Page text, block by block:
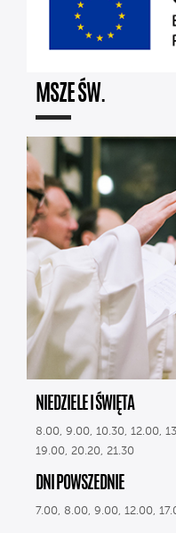
MSZE ŚW.
NIEDZIELE I ŚWIĘTA
8.00, 9.00, 10.30, 12.00,
19.00, 20.20, 21.30
DNI POWSZEDNIE
7.00, 8.00, 9.00, 12.00,